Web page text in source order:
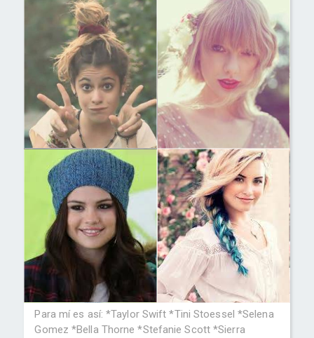
Para mí es así: *Taylor Swift *Tini Stoessel *Selena
Gomez *Bella Thorne *Stefanie Scott *Sierra